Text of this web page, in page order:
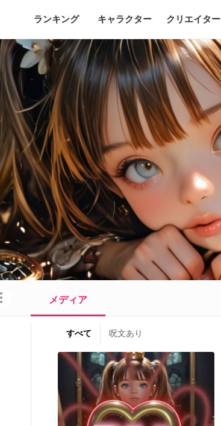
ランキング キャラクター クリエイター
メディア
すべて 呪文あり